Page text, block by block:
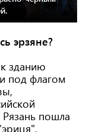
эрзяне?
зданию
под флагом
пошла